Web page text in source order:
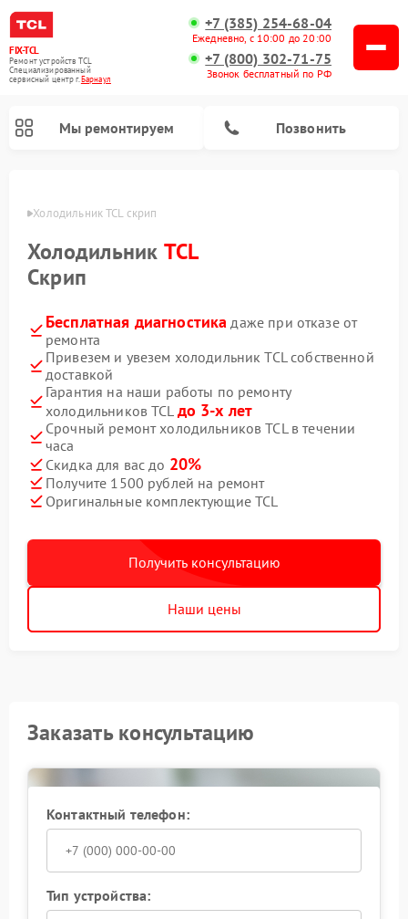
FIX-TCL
Ремонт устройств TCL
Специализированный
cервисный центр г.Барнаул
+7 (385) 254-68-04
Ежедневно, с 10:00 до 20:00
+7 (800) 302-71-75
Звонок бесплатный по РФ
Мы ремонтируем Позвонить
Холодильник TCL скрип
Холодильник TCL
Скрип
Бесплатная диагностика даже при отказе от
ремонта
Привезем и увезем холодильник TCL собственной
доставкой
Гарантия на наши работы по ремонту
холодильников TCL до 3-х лет
Срочный ремонт холодильников TCL в течении
часа
Скидка для вас до 20%
Получите 1500 рублей на ремонт
Оригинальные комплектующие TCL
Получить консультацию
Наши цены
Заказать консультацию
Контактный телефон:
Тип устройства: